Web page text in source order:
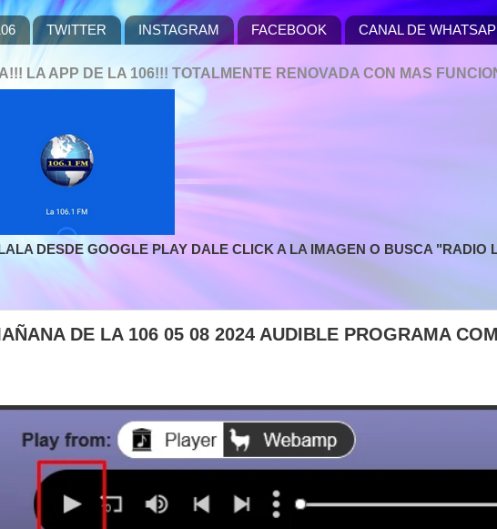
TWITTER INSTAGRAM FACEBOOK CANAL DE
LA APP DE LA 106!!! TOTALMENTE RENOVADA CON MAS
DESDE GOOGLE PLAY DALE CLICK A LA IMAGEN O BUSCA "RADIO
DE LA 106 05 08 2024 AUDIBLE PROGRAMA